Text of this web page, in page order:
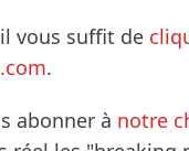
vous suffit de
.
abonner à notre